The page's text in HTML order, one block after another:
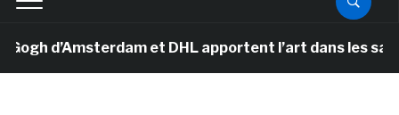
d’Amsterdam et DHL apportent l’art dans les salles